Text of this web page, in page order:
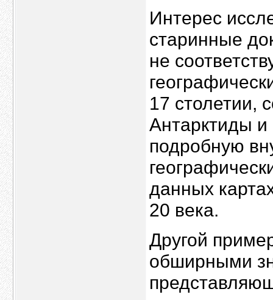
Интерес
старинные
не
17 столетии,
Антарктиды и
подробную
данных
20 века.
Другой
обширными